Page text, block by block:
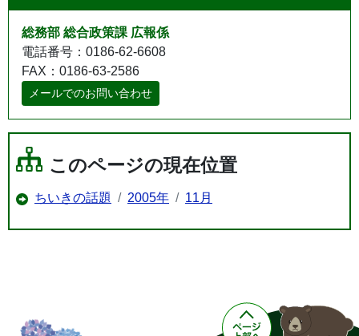
総務部 総合政策課 広報係
電話番号：0186-62-6608
FAX：0186-63-2586
メールでのお問い合わせ
このページの現在位置
ちいきの話題 2005年 11月